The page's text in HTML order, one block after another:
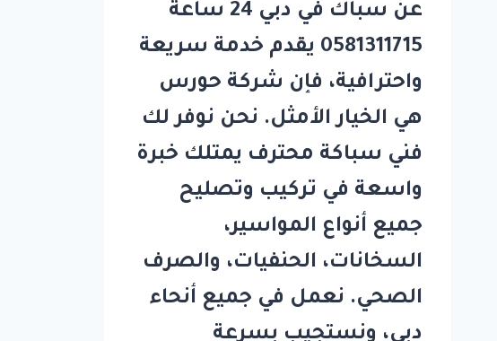
عن سباك في دبي 24 ساعة
0581311715 يقدم خدمة سريعة
واحترافية، فإن شركة حورس
هي الخيار الأمثل. نحن نوفر لك
فني سباكة محترف يمتلك خبرة
واسعة في تركيب وتصليح
جميع أنواع المواسير،
السخانات، الحنفيات، والصرف
الصحي. نعمل في جميع أنحاء
دبي، ونستجيب بسرعة